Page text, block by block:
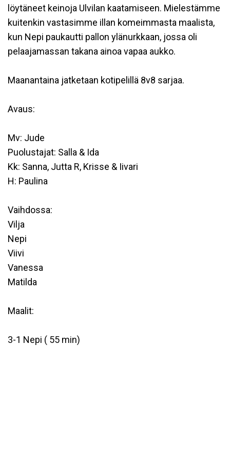
löytäneet keinoja Ulvilan kaatamiseen. Mielestämme
kuitenkin vastasimme illan komeimmasta maalista,
kun Nepi paukautti pallon ylänurkkaan, jossa oli
pelaajamassan takana ainoa vapaa aukko.
Maanantaina jatketaan kotipelillä 8v8 sarjaa.
Avaus:
Mv: Jude
Puolustajat: Salla & Ida
Kk: Sanna, Jutta R, Krisse & Iivari
H: Paulina
Vaihdossa:
Vilja
Nepi
Viivi
Vanessa
Matilda
Maalit:
3-1 Nepi ( 55 min)